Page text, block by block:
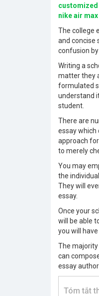
customized
nike air
The college
and concise
confusion
Writing a
matter they
formulated
understand
student.
There are
essay which
approach
to merely
You may
the
They will
essay.
Once your
will be able
you will
The
can
essay
Tóm tắt